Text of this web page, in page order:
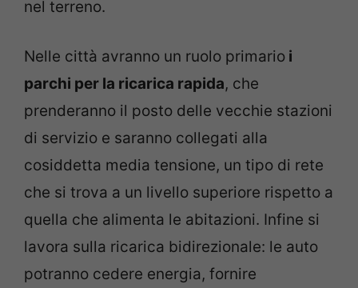
nel terreno.
Nelle città avranno un ruolo primario i
parchi per la ricarica rapida, che
prenderanno il posto delle vecchie stazioni
di servizio e saranno collegati alla
cosiddetta media tensione, un tipo di rete
che si trova a un livello superiore rispetto a
quella che alimenta le abitazioni. Infine si
lavora sulla ricarica bidirezionale: le auto
potranno cedere energia, fornire